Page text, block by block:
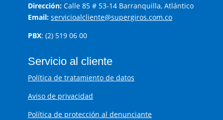
Dirección: Calle 85 # 53-14 Barranquilla, Atlántico
Email: servicioalcliente@supergiros.com.co
PBX: (2) 519 06 00
Servicio al cliente
Política de tratamiento de datos
Aviso de privacidad
Política de protección al denunciante